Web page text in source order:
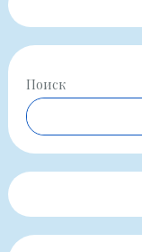
Поиск